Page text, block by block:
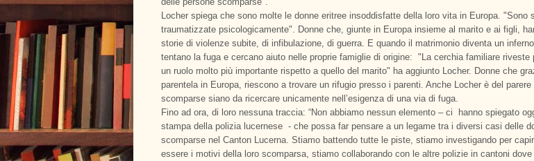
Locher spiega che sono molte le donne eritree insoddisfatte della loro vita in Europa. "Sono
traumatizzate psicologicamente". Donne che, giunte in Europa insieme al marito e ai figli,
storie di violenze subite, di infibulazione, di guerra. E quando il matrimonio diventa un
tentano la fuga e cercano aiuto nelle proprie famiglie di origine: "La cerchia familiare riveste
un ruolo molto più importante rispetto a quello del marito" ha aggiunto Locher. Donne che
parentela in Europa, riescono a trovare un rifugio presso i parenti. Anche Locher è del
scomparse siano da ricercare unicamente nell’esigenza di una via di fuga.
Fino ad ora, di loro nessuna traccia: “Non abbiamo nessun elemento – ci hanno spiegato
stampa della polizia lucernese - che possa far pensare a un legame tra i diversi casi delle
scomparse nel Canton Lucerna. Stiamo battendo tutte le piste, stiamo investigando per
essere i motivi della loro scomparsa, stiamo collaborando con le altre polizie in cantoni